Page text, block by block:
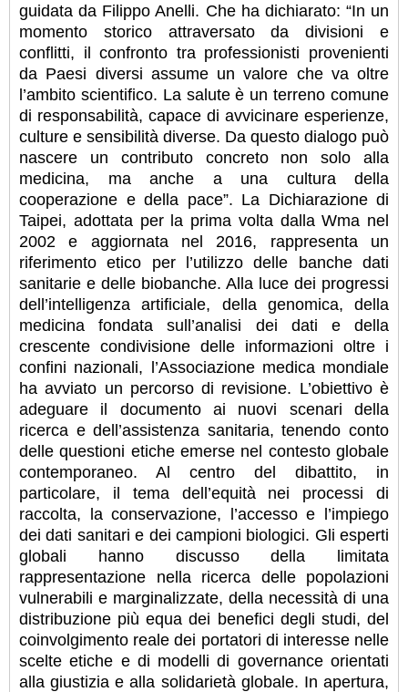
guidata da Filippo Anelli. Che ha dichiarato: “In un
momento storico attraversato da divisioni e
conflitti, il confronto tra professionisti provenienti
da Paesi diversi assume un valore che va oltre
l’ambito scientifico. La salute è un terreno comune
di responsabilità, capace di avvicinare esperienze,
culture e sensibilità diverse. Da questo dialogo può
nascere un contributo concreto non solo alla
medicina, ma anche a una cultura della
cooperazione e della pace”. La Dichiarazione di
Taipei, adottata per la prima volta dalla Wma nel
2002 e aggiornata nel 2016, rappresenta un
riferimento etico per l’utilizzo delle banche dati
sanitarie e delle biobanche. Alla luce dei progressi
dell’intelligenza artificiale, della genomica, della
medicina fondata sull’analisi dei dati e della
crescente condivisione delle informazioni oltre i
confini nazionali, l’Associazione medica mondiale
ha avviato un percorso di revisione. L’obiettivo è
adeguare il documento ai nuovi scenari della
ricerca e dell’assistenza sanitaria, tenendo conto
delle questioni etiche emerse nel contesto globale
contemporaneo. Al centro del dibattito, in
particolare, il tema dell’equità nei processi di
raccolta, la conservazione, l’accesso e l’impiego
dei dati sanitari e dei campioni biologici. Gli esperti
globali hanno discusso della limitata
rappresentazione nella ricerca delle popolazioni
vulnerabili e marginalizzate, della necessità di una
distribuzione più equa dei benefici degli studi, del
coinvolgimento reale dei portatori di interesse nelle
scelte etiche e di modelli di governance orientati
alla giustizia e alla solidarietà globale. In apertura,